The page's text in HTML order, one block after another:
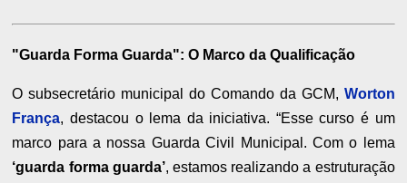
"Guarda Forma Guarda": O Marco da Qualificação
O subsecretário municipal do Comando da GCM, Worton
França, destacou o lema da iniciativa. “Esse curso é um
marco para a nossa Guarda Civil Municipal. Com o lema
‘guarda forma guarda’, estamos realizando a estruturação